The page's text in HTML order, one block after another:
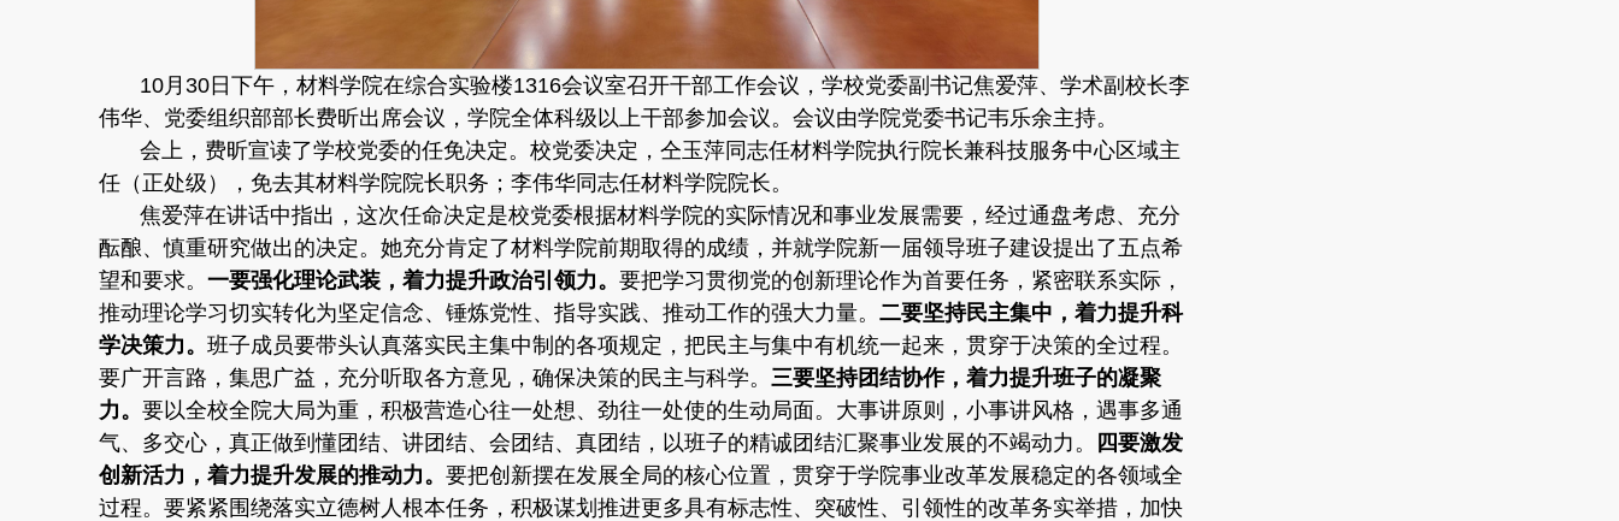
10月30日下午，材料学院在综合实验楼1316会议室召开干部工作会议，学校党委副书记焦爱萍、学术副校长李
伟华、党委组织部部长费昕出席会议，学院全体科级以上干部参加会议。会议由学院党委书记韦乐余主持。
会上，费昕宣读了学校党委的任免决定。校党委决定，仝玉萍同志任材料学院执行院长兼科技服务中心区域主
任（正处级），免去其材料学院院长职务；李伟华同志任材料学院院长。
焦爱萍在讲话中指出，这次任命决定是校党委根据材料学院的实际情况和事业发展需要，经过通盘考虑、充分
酝酿、慎重研究做出的决定。她充分肯定了材料学院前期取得的成绩，并就学院新一届领导班子建设提出了五点希
望和要求。 一要强化理论武装，着力提升政治引领力。 要把学习贯彻党的创新理论作为首要任务，紧密联系实际，
推动理论学习切实转化为坚定信念、锤炼党性、指导实践、推动工作的强大力量。 二要坚持民主集中，着力提升科
学决策力。 班子成员要带头认真落实民主集中制的各项规定，把民主与集中有机统一起来，贯穿于决策的全过程。
要广开言路，集思广益，充分听取各方意见，确保决策的民主与科学。 三要坚持团结协作，着力提升班子的凝聚
力。 要以全校全院大局为重，积极营造心往一处想、劲往一处使的生动局面。大事讲原则，小事讲风格，遇事多通
气、多交心，真正做到懂团结、讲团结、会团结、真团结，以班子的精诚团结汇聚事业发展的不竭动力。
四要激发
创新活力，着力提升发展的推动力。 要把创新摆在发展全局的核心位置，贯穿于学院事业改革发展稳定的各领域全
过程。要紧紧围绕落实立德树人根本任务，积极谋划推进更多具有标志性、突破性、引领性的改革务实举措，加快